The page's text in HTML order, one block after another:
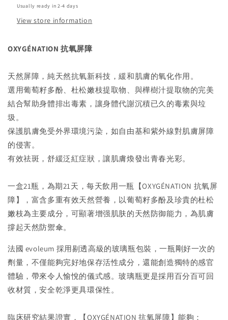
裝
裝
Usually ready in 2-4 days
View store information
OXYGÉNATION 抗氧屏障
天然屏障，純天然抗氧新科技，緩和肌膚的氧化作用。
選用葡萄籽多酚、 杜松嫩枝提取物、與樺樹汁提取物的完美
結合幫助身體排出毒素，讓身體代謝沉積已久的毒素與垃
圾。
保護肌膚免受外界環境污染，如自由基和紫外線對肌膚屏障
的侵害。
有效祛斑，舒緩泛紅症狀，讓肌膚煥發出青春光彩。
一盒21瓶，為期21天，每天飲用一瓶【OXYGÉNATION 抗氧屏
障】，富含多重有效天然營養，以葡萄籽多酚及珍貴的杜松
嫩枝為主要成分，可顯著增强肌肤的天然防御能力，為肌膚
撐起天然防禦傘。
法國 evoleum 採用剔透高級的玻璃瓶包裝，一瓶剛好一次的
劑量，不僅能夠完好地保存活性成分，還能創造獨特的感官
體驗，帶來令人愉悅的儀式感。玻璃瓶更是採用百分百可回
收材質，安全乾淨更具環保性。
臨床研究結果證實，【OXYGÉNATION 抗氧屏障】能夠：